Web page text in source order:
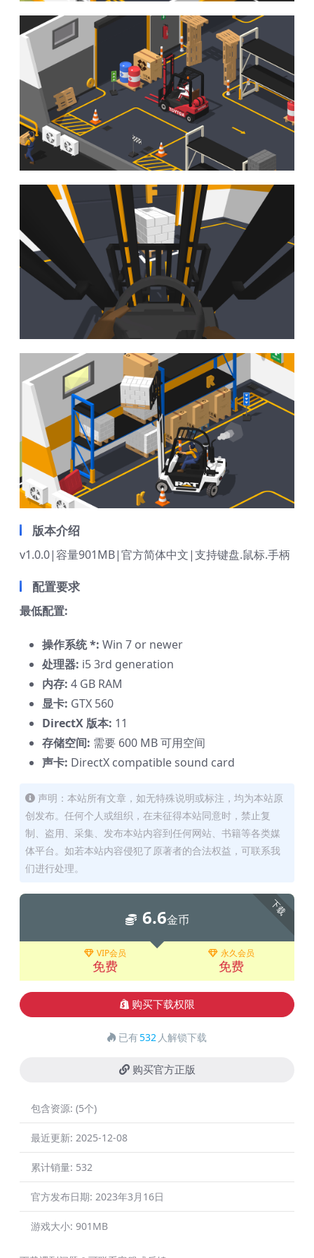
版本介绍
v1.0.0|容量901MB|官方简体中文|支持键盘.鼠标.手柄
配置要求
最低配置:
操作系统 *: Win 7 or newer
处理器: i5 3rd generation
内存: 4 GB RAM
显卡: GTX 560
DirectX 版本: 11
存储空间: 需要 600 MB 可用空间
声卡: DirectX compatible sound card
声明：本站所有文章，如无特殊说明或标注，均为本站原
创发布。任何个人或组织，在未征得本站同意时，禁止复
制、盗用、采集、发布本站内容到任何网站、书籍等各类媒
体平台。如若本站内容侵犯了原著者的合法权益，可联系我
们进行处理。
下载
6.6金币
VIP会员
免费
永久会员
免费
购买下载权限
已有532 人解锁下载
购买官方正版
包含资源: (5个)
最近更新: 2025-12-08
累计销量: 532
官方发布日期: 2023年3月16日
游戏大小: 901MB